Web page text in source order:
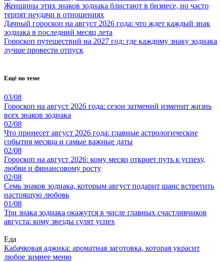
Женщины этих знаков зодиака блистают в бизнесе, но часто
терпят неудачи в отношениях
Дачный гороскоп на август 2026 года: что ждет каждый знак
зодиака в последний месяц лета
Гороскоп путешествий на 2027 год: где каждому знаку зодиака
лучше провести отпуск
Ещё по теме
03/08
Гороскоп на август 2026 года: сезон затмений изменит жизнь
всех знаков зодиака
02/08
Что принесет август 2026 года: главные астрологические
события месяца и самые важные даты
02/08
Гороскоп на август 2026: кому месяц откроет путь к успеху,
любви и финансовому росту
02/08
Семь знаков зодиака, которым август подарит шанс встретить
настоящую любовь
01/08
Три знака зодиака окажутся в числе главных счастливчиков
августа: кому звезды сулят успех
Еда
Кабачковая аджика: ароматная заготовка, которая украсит
любое зимнее меню